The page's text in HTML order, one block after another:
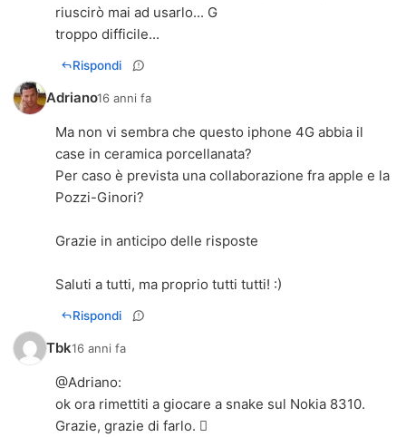
riuscirò mai ad usarlo... G
troppo difficile...
Rispondi
Adriano16 anni fa
Ma non vi sembra che questo iphone 4G abbia il
case in ceramica porcellanata?
Per caso è prevista una collaborazione fra apple e la
Pozzi-Ginori?
Grazie in anticipo delle risposte
Saluti a tutti, ma proprio tutti tutti! :)
Rispondi
Tbk16 anni fa
@Adriano:
ok ora rimettiti a giocare a snake sul Nokia 8310.
Grazie, grazie di farlo. 